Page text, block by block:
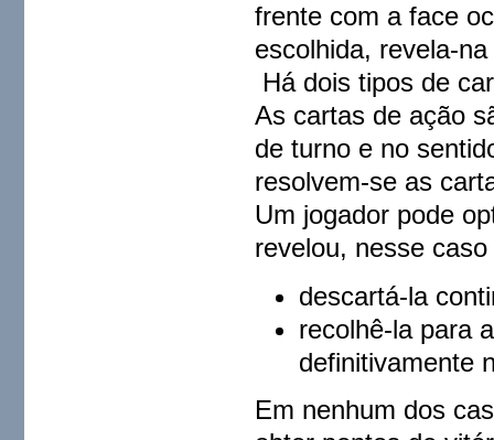
frente com a face
escolhida, revela-
Há dois tipos de
As cartas de ação
de turno e no
resolvem-se as
Um jogador pode
revelou, nesse
descartá-la
recolhê-la para
definitivamente
Em nenhum dos